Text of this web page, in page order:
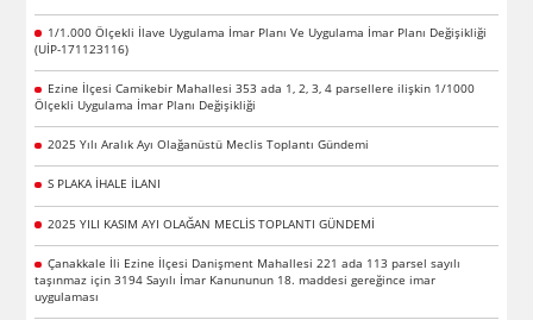
1/1.000 Ölçekli İlave Uygulama İmar Planı Ve Uygulama İmar Planı Değişikliği
(UİP-171123116)
Ezine İlçesi Camikebir Mahallesi 353 ada 1, 2, 3, 4 parsellere ilişkin 1/1000
Ölçekli Uygulama İmar Planı Değişikliği
2025 Yılı Aralık Ayı Olağanüstü Meclis Toplantı Gündemi
S PLAKA İHALE İLANI
2025 YILI KASIM AYI OLAĞAN MECLİS TOPLANTI GÜNDEMİ
Çanakkale İli Ezine İlçesi Danişment Mahallesi 221 ada 113 parsel sayılı
taşınmaz için 3194 Sayılı İmar Kanununun 18. maddesi gereğince imar
uygulaması